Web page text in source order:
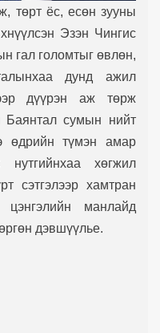
төрт ёс, есөн зууны
Эзэн Чингис
гал голомтыг өвлөн,
дунд ажил
дүүрэн аж төрж
Баянтал сумын нийт
өдрийн түмэн амар
нутгийнхаа хөгжил
сэтгэлээр хамтран
манлайд
дэвшүүлье.